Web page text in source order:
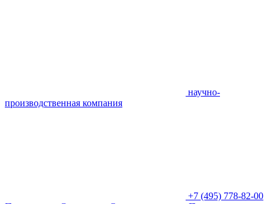
научно-
производственная компания
+7 (495) 778-82-00